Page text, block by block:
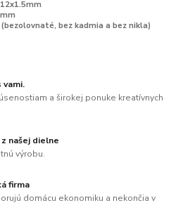
(bezolovnaté, bez kadmia a bez nikla)
vami.
a širokej ponuke kreatívnych
našej dielne
výrobu.
firma
domácu ekonomiku a nekončia v